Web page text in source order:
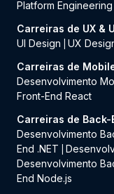
Platform Engineering
Carreiras de UX &
UI Design
UX
Carreiras de
Desenvolvimento
Front-End React
Carreiras de Back-
Desenvolvimento
End .NET
Desenvolvimento
End Node.js